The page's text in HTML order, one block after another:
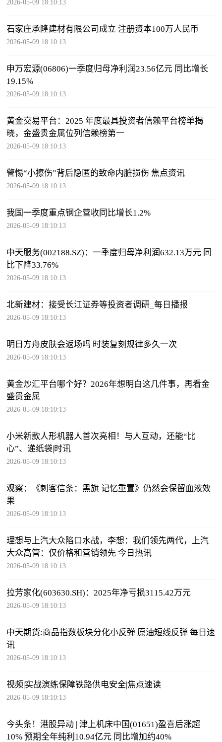
2026-05-09 18:10:13
石家庄承隆建材有限公司成立 注册资本100万人民币
2026-05-09 18:10:13
申万宏源(06806)一季度归母净利润23.56亿元 同比增长
19.15%
2026-05-09 18:10:13
黄金交易平台：2025 年度最具投资者信赖平台榜单揭
晓，金盛贵金属位列信赖榜第一
2026-05-09 18:10:13
警惕“小擦伤”背后隐匿的致命内脏损伤 焦点资讯
2026-05-09 18:10:13
我国一季度重点钢企营收同比增长1.2%
2026-05-09 18:10:13
中天服务(002188.SZ)：一季度归母净利润632.13万元 同
比下降33.76%
2026-05-09 18:10:13
北新建材：接受长江证券等投资者调研_每日播报
2026-05-09 18:10:13
明日方舟皮肤会返场吗 时装复刻规律多久一次
2026-05-09 18:10:13
黄金炒汇平台哪个好？2026年想明白这几件事，再看金
盛贵金属
2026-05-09 18:10:13
小米新款人形机器人首次亮相！与人互动，还能“比
心”、递纸袋|时讯
2026-05-09 18:10:13
观察：《刺客信条：黑旗 记忆重置》仍然会保留血液效
果
2026-05-09 18:10:13
理想与上汽大众陷口水战，李想：我们领先两代，上汽
大众高管：仅价格和营销领先 今日热讯
2026-05-09 18:10:13
拉芳家化(603630.SH)：2025年净亏损3115.42万元
2026-05-09 18:10:13
中天期货:商品指数板块分化小反弹 原油短线反弹 每日速
讯
2026-05-09 18:10:13
视频|实战演练保障铁路供电安全|焦点速读
2026-05-09 18:10:13
今头条！港股异动 | 津上机床中国(01651)盈喜后涨超
10% 预期全年纯利10.94亿元 同比增加约40%